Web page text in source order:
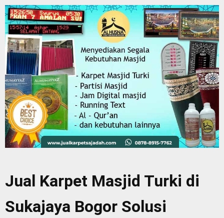
Jual Karpet Masjid Turki di
Sukajaya Bogor Solusi